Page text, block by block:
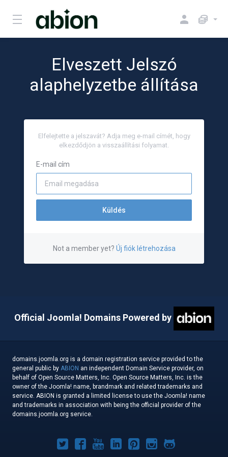
Elveszett Jelszó
alaphelyzetbe állítása
Elfelejtette a jelszavát? Adja meg e-mail címét, hogy
elkezdődjön a visszaállítási folyamat.
E-mail cím
Küldés
Not a member yet? Új fiók létrehozása
Official Joomla! Domains Powered by
domains.joomla.org is a domain registration service provided to the
general public by ABION an independent Domain Service provider, on
behalf of Open Source Matters, Inc. Open Source Matters, Inc. is the
owner of the Joomla! name, brandmark and related trademarks and
service. ABION is granted a limited license to use the Joomla! name
and trademarks in association with being the official provider of the
domains.joomla.org service.
Joomla!
Joomla!
Joomla!
Joomla!
Joomla!
Joomla!Joomla!